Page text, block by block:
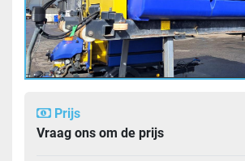
Prijs
Vraag ons om de prijs